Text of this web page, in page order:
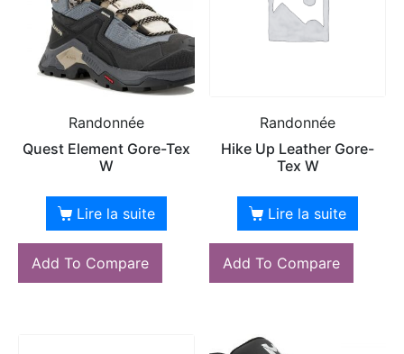
Randonnée
Quest Element Gore-Tex
W
Lire la suite
Add To Compare
Randonnée
Hike Up Leather Gore-
Tex W
Lire la suite
Add To Compare